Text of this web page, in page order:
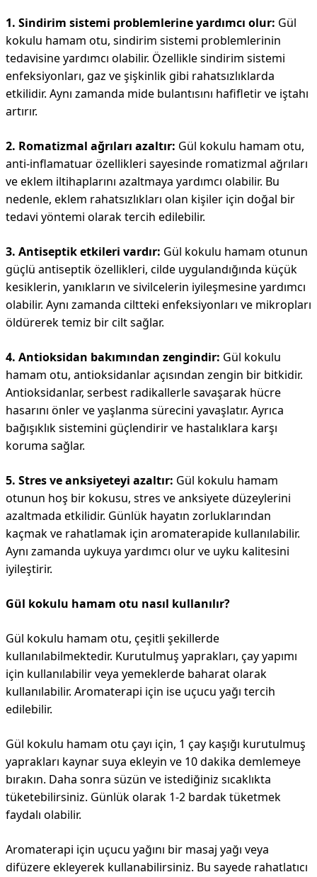
1. Sindirim sistemi problemlerine yardımcı olur: Gül
kokulu hamam otu, sindirim sistemi problemlerinin
tedavisine yardımcı olabilir. Özellikle sindirim sistemi
enfeksiyonları, gaz ve şişkinlik gibi rahatsızlıklarda
etkilidir. Aynı zamanda mide bulantısını hafifletir ve iştahı
artırır.
2. Romatizmal ağrıları azaltır: Gül kokulu hamam otu,
anti-inflamatuar özellikleri sayesinde romatizmal ağrıları
ve eklem iltihaplarını azaltmaya yardımcı olabilir. Bu
nedenle, eklem rahatsızlıkları olan kişiler için doğal bir
tedavi yöntemi olarak tercih edilebilir.
3. Antiseptik etkileri vardır: Gül kokulu hamam otunun
güçlü antiseptik özellikleri, cilde uygulandığında küçük
kesiklerin, yanıkların ve sivilcelerin iyileşmesine yardımcı
olabilir. Aynı zamanda ciltteki enfeksiyonları ve mikropları
öldürerek temiz bir cilt sağlar.
4. Antioksidan bakımından zengindir: Gül kokulu
hamam otu, antioksidanlar açısından zengin bir bitkidir.
Antioksidanlar, serbest radikallerle savaşarak hücre
hasarını önler ve yaşlanma sürecini yavaşlatır. Ayrıca
bağışıklık sistemini güçlendirir ve hastalıklara karşı
koruma sağlar.
5. Stres ve anksiyeteyi azaltır: Gül kokulu hamam
otunun hoş bir kokusu, stres ve anksiyete düzeylerini
azaltmada etkilidir. Günlük hayatın zorluklarından
kaçmak ve rahatlamak için aromaterapide kullanılabilir.
Aynı zamanda uykuya yardımcı olur ve uyku kalitesini
iyileştirir.
Gül kokulu hamam otu nasıl kullanılır?
Gül kokulu hamam otu, çeşitli şekillerde
kullanılabilmektedir. Kurutulmuş yaprakları, çay yapımı
için kullanılabilir veya yemeklerde baharat olarak
kullanılabilir. Aromaterapi için ise uçucu yağı tercih
edilebilir.
Gül kokulu hamam otu çayı için, 1 çay kaşığı kurutulmuş
yaprakları kaynar suya ekleyin ve 10 dakika demlemeye
bırakın. Daha sonra süzün ve istediğiniz sıcaklıkta
tüketebilirsiniz. Günlük olarak 1-2 bardak tüketmek
faydalı olabilir.
Aromaterapi için uçucu yağını bir masaj yağı veya
difüzere ekleyerek kullanabilirsiniz. Bu sayede rahatlatıcı